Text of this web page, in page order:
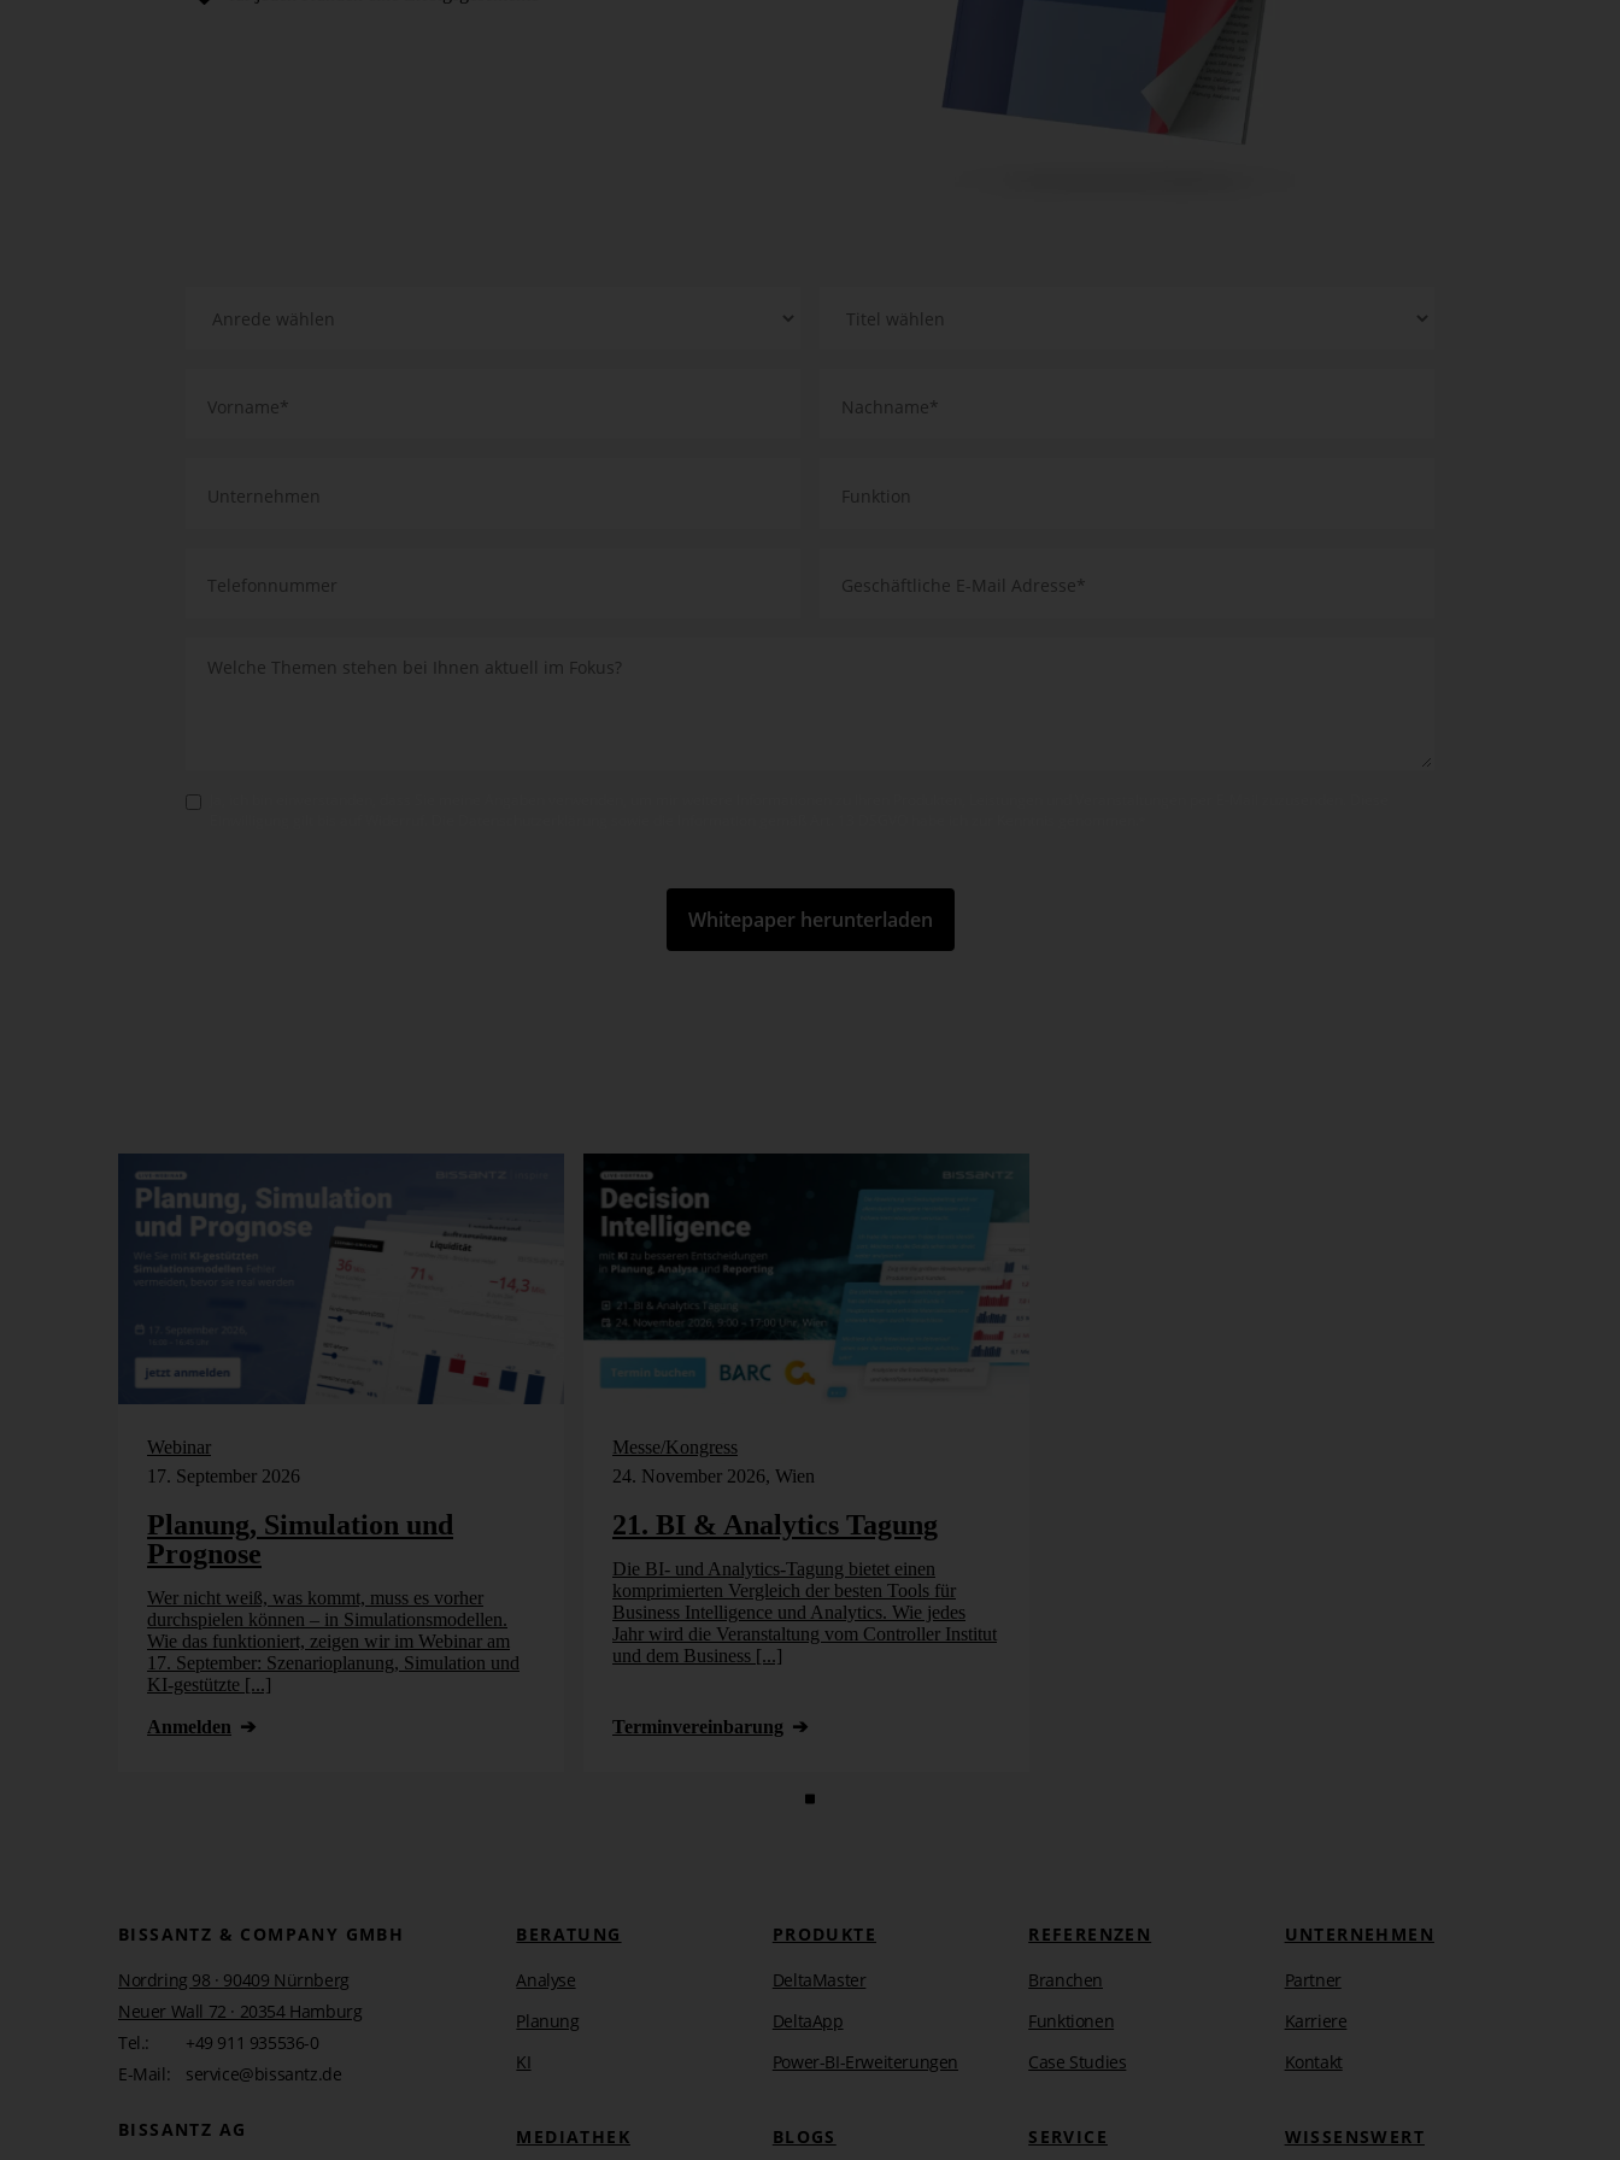
Webinar
17. September 2026
Planung, Simulation und
Prognose
Wer nicht weiß, was kommt, muss es vorher
durchspielen können – in Simulationsmodellen.
Wie das funktioniert, zeigen wir im Webinar am
17. September: Szenarioplanung, Simulation und
KI-gestützte [...]
Anmelden
Messe/Kongress
24. November 2026, Wien
21. BI & Analytics Tagung
Die BI- und Analytics-Tagung bietet einen
komprimierten Vergleich der besten Tools für
Business Intelligence und Analytics. Wie jedes
Jahr wird die Veranstaltung vom Controller Institut
und dem Business [...]
Termin­vereinbarung
BISSANTZ & COMPANY GMBH
Nordring 98 · 90409 Nürnberg
Neuer Wall 72 · 20354 Hamburg
Tel.:
+49 911 935536-0
E-Mail:
service@bissantz.de
BISSANTZ AG
BERATUNG
Analyse
Planung
KI
MEDIATHEK
PRODUKTE
DeltaMaster
DeltaApp
Power-BI-Erweiterungen
BLOGS
REFERENZEN
Branchen
Funktionen
Case Studies
SERVICE
UNTERNEHMEN
Partner
Karriere
Kontakt
WISSENSWERT